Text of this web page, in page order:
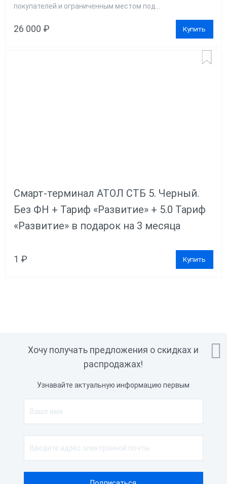
покупателей и ограниченным местом под...
26 000 ₽ Купить
Смарт-терминал АТОЛ СТБ 5. Черный.
Без ФН + Тариф «Развитие» + 5.0 Тариф
«Развитие» в подарок на 3 месяца
1 ₽ Купить

Хочу получать предложения о скидках и
распродажах!
Узнавайте актуальную информацию первым